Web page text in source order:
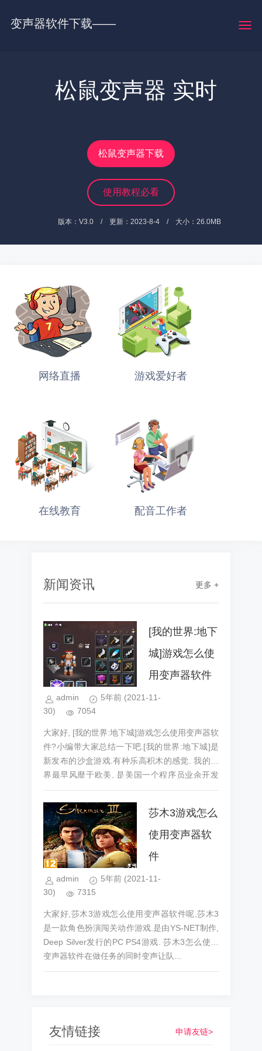
变声器软件下载——
松鼠变声器 实时
松鼠变声器下载
使用教程必看
版本：V3.0 / 更新：2023-8-4 / 大小：26.0MB
网络直播 游戏爱好者
在线教育 配音工作者
新闻资讯 更多 +
[我的世界:地下
城]游戏怎么使
用变声器软件
admin 5年前 (2021-11-
30)
7054
大家好, [我的世界:地下城]游戏怎么使用变声器软
件?小编带大家总结一下吧.[我的世界:地下城]是
新发布的沙盒游戏.有种乐高积木的感觉. 我的世
界最早风靡于欧美, 是美国一个程序员业余开发
的,...
莎木3游戏怎么
使用变声器软
件
admin 5年前 (2021-11-
30)
7315
大家好,莎木3游戏怎么使用变声器软件呢,莎木3
是一款角色扮演闯关动作游戏.是由YS-NET制作,
Deep Silver发行的PC PS4游戏. 莎木3怎么使用
变声器软件在做任务的同时变声让队...
友情链接 申请友链>